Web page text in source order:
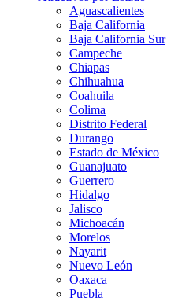
Aguascalientes
Baja California
Baja California Sur
Campeche
Chiapas
Chihuahua
Coahuila
Colima
Distrito Federal
Durango
Estado de México
Guanajuato
Guerrero
Hidalgo
Jalisco
Michoacán
Morelos
Nayarit
Nuevo León
Oaxaca
Puebla